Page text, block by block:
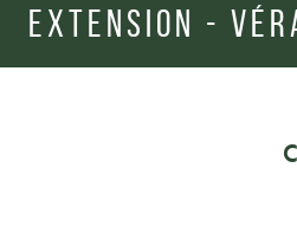
EXTENSION -